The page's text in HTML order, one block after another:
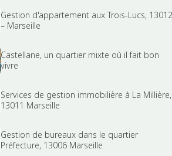
Gestion d'appartement aux Trois-Lucs, 13012
– Marseille
Castellane, un quartier mixte où il fait bon
vivre
Services de gestion immobilière à La Millière,
13011 Marseille
Gestion de bureaux dans le quartier
Préfecture, 13006 Marseille